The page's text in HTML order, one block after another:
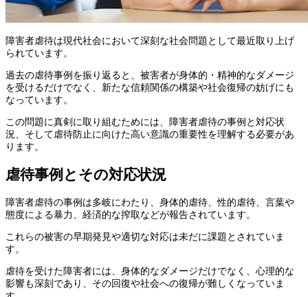
障害者虐待は現代社会において深刻な社会問題として最近取り上げ
られています。
過去の虐待事例を振り返ると、被害者が身体的・精神的なダメージ
を受けるだけでなく、新たな信頼関係の構築や社会復帰の妨げにも
なっています。
この問題に真剣に取り組むためには、障害者虐待の事例と対応状
況、そして虐待防止に向けた高い意識の重要性を理解する必要があ
ります。
虐待事例とその対応状況
障害者虐待の事例は多岐にわたり、身体的虐待、性的虐待、言葉や
態度による暴力、経済的な搾取などが報告されています。
これらの被害の早期発見や適切な対応は未だに課題とされていま
す。
虐待を受けた障害者には、身体的なダメージだけでなく、心理的な
影響も深刻であり、その回復や社会への復帰が難しくなっていま